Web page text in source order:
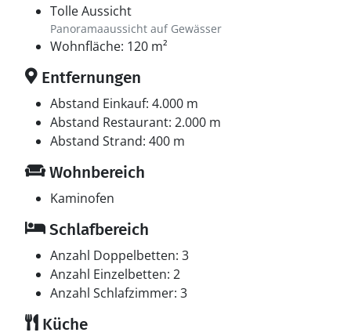
Tolle Aussicht
Panoramaaussicht auf Gewässer
Wohnfläche: 120 m²
Entfernungen
Abstand Einkauf: 4.000 m
Abstand Restaurant: 2.000 m
Abstand Strand: 400 m
Wohnbereich
Kaminofen
Schlafbereich
Anzahl Doppelbetten: 3
Anzahl Einzelbetten: 2
Anzahl Schlafzimmer: 3
Küche